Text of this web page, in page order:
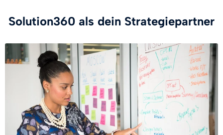
Solution360 als dein Strategiepartner